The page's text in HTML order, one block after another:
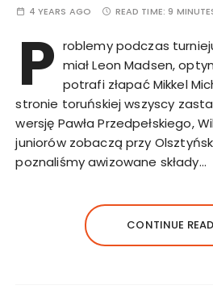
4 YEARS AGO READ TIME: 9
P roblemy podczas
miał Leon Madsen,
potrafi złapać Mikkel
stronie toruńskiej wszyscy
wersję Pawła Przedpełskiego,
juniorów zobaczą przy
poznaliśmy awizowane składy…
CONTINUE